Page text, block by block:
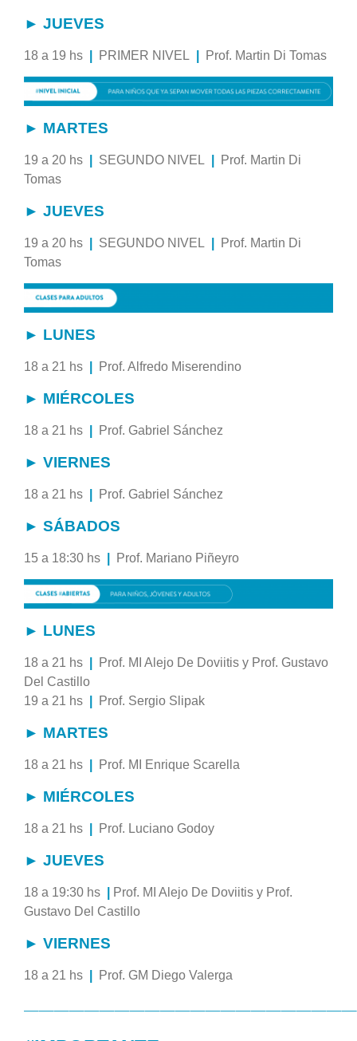
► JUEVES
18 a 19 hs PRIMER NIVEL Prof. Martin Di Tomas
► MARTES
19 a 20 hs SEGUNDO NIVEL
Prof. Martin Di
Tomas
► JUEVES
19 a 20 hs SEGUNDO NIVEL
Prof. Martin Di
Tomas
► LUNES
18 a 21 hs Prof. Alfredo Miserendino
► MIÉRCOLES
18 a 21 hs Prof. Gabriel Sánchez
► VIERNES
18 a 21 hs Prof. Gabriel Sánchez
► SÁBADOS
15 a 18:30 hs Prof. Mariano Piñeyro
► LUNES
18 a 21 hs
Prof. MI Alejo De Doviitis y Prof. Gustavo
Del Castillo
19 a 21 hs
Prof. Sergio Slipak
► MARTES
18 a 21 hs Prof. MI Enrique Scarella
► MIÉRCOLES
18 a 21 hs Prof. Luciano Godoy
► JUEVES
18 a 19:30 hs
Prof. MI Alejo De Doviitis y Prof.
Gustavo Del Castillo
► VIERNES
18 a 21 hs Prof. GM Diego Valerga